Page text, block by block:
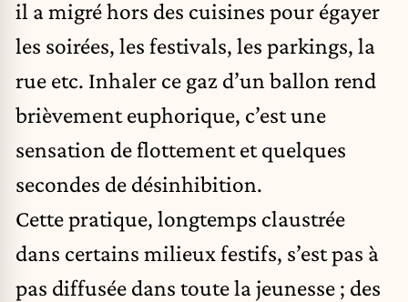
il a migré hors des cuisines pour égayer
les soirées, les festivals, les parkings, la
rue etc. Inhaler ce gaz d’un ballon rend
brièvement euphorique, c’est une
sensation de flottement et quelques
secondes de désinhibition.
Cette pratique, longtemps claustrée
dans certains milieux festifs, s’est pas à
pas diffusée dans toute la jeunesse ; des